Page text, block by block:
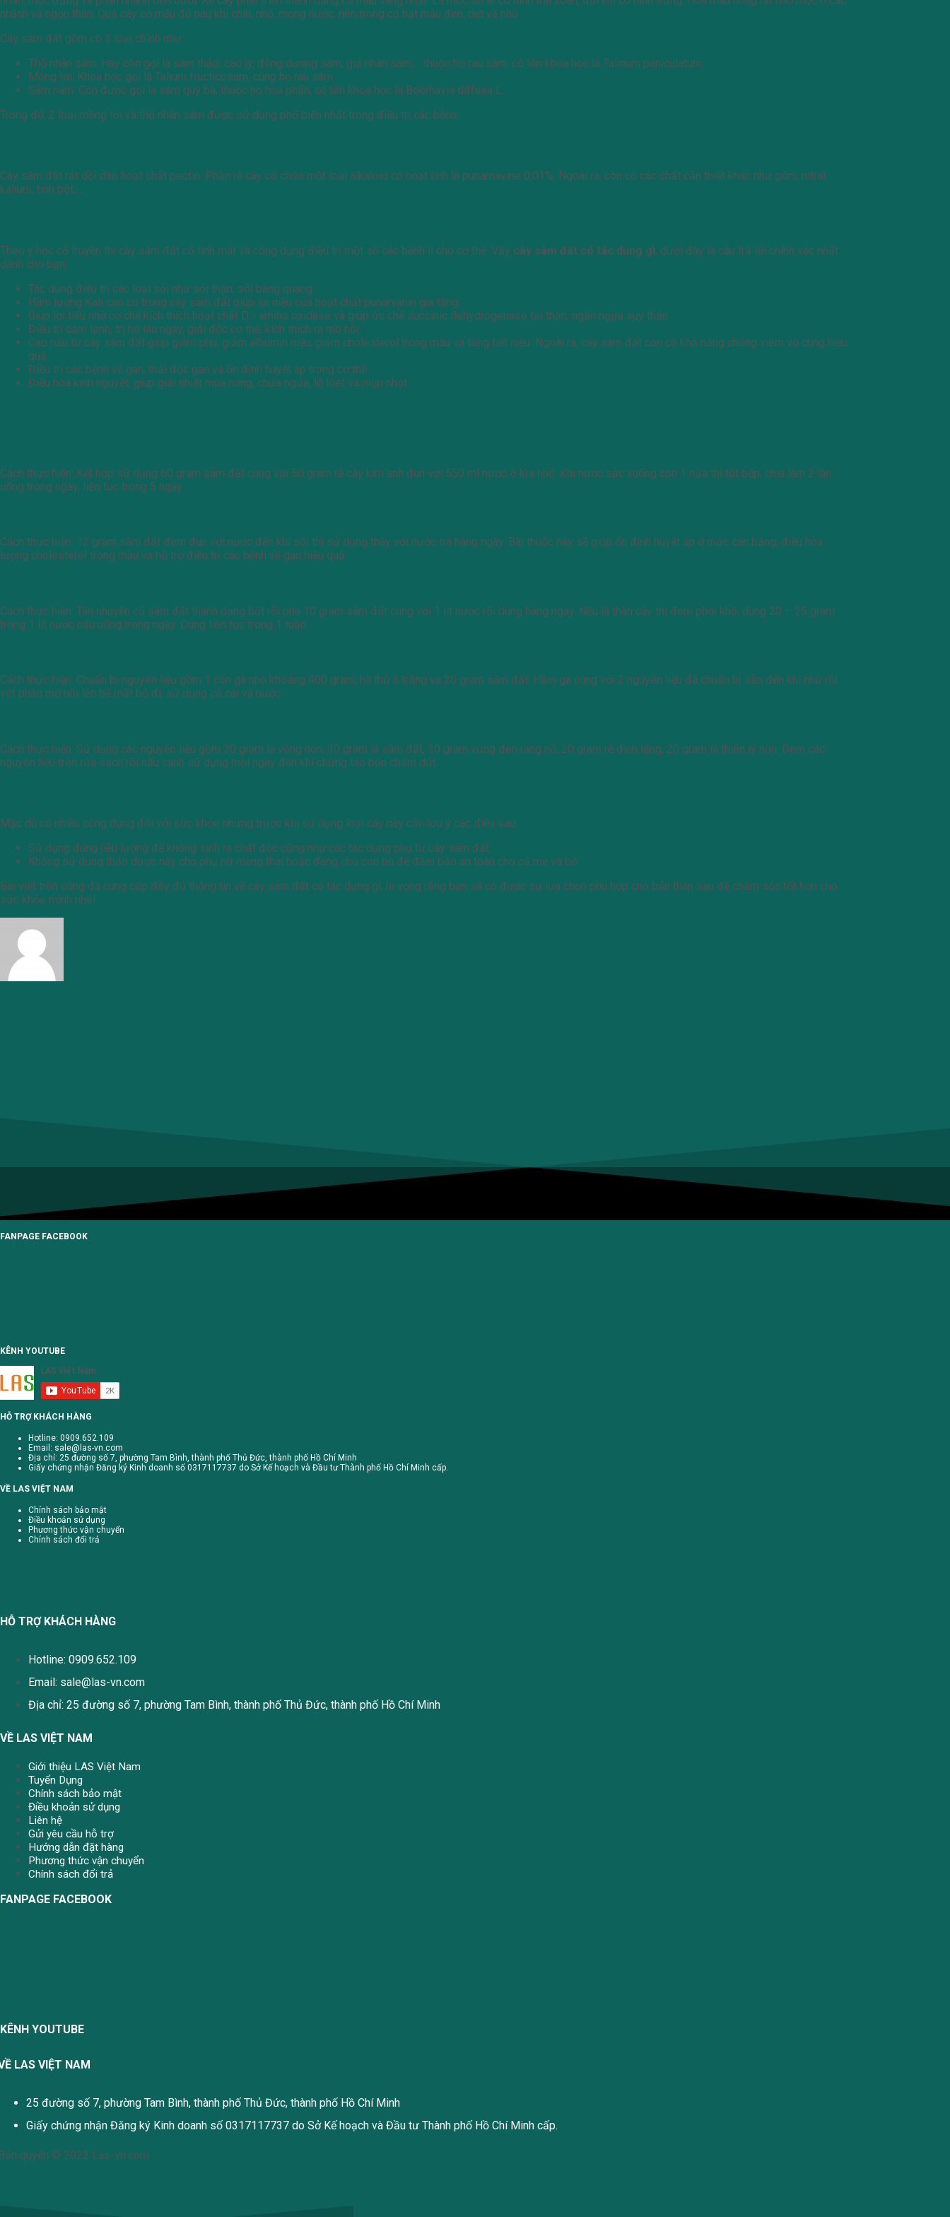
nhánh và ngọn thân. Quả cây có màu đỏ nâu khi chín, nhỏ, mọng nước, nên trong có hạt màu đen, dẹt và nhỏ.
Cây sâm đất gồm có 3 loại chính như:
Thổ nhân sâm: Hay còn gọi là sâm thảo, cao ly, đông dương sâm, giả nhân sâm,… thuộc họ rau sâm, có tên khoa học là Talinum paniculatum.
Mồng tơi: Khoa học gọi là Talium fructicosum, cùng họ rau sâm.
Sâm nam: Còn được gọi là sâm quý bà, thuộc họ hoa phấn, có tên khoa học là Boerhavia diffusa L.
Trong đó, 2 loại mồng tơi và thổ nhân sâm được sử dụng phổ biến nhất trong điều trị các bệnh.
Cây sâm đất rất dồi dào hoạt chất pectin. Phần rễ cây có chứa một loại alkaloid có hoạt tính là punarnavine 0,01%. Ngoài ra, còn có các chất cần thiết khác như gôm, nitrat
kalium, tinh bột,…
Theo y học cổ truyền thì cây sâm đất có tính mát và công dụng điều trị một số các bệnh lí cho cơ thể. Vậy cây sâm đất có tác dụng gì, dưới đây là câu trả lời chính xác nhất
dành cho bạn:
Tác dụng điều trị các loại sỏi như sỏi thận, sỏi bàng quang.
Hàm lượng Kali cao có trong cây sâm đất giúp lợi niệu của hoạt chất punarvanin gia tăng.
Giúp lợi tiểu nhờ cơ chế kích thích hoạt chất D - amino oxidase và giúp ức chế succinic dehydrogenase tại thận, ngăn ngừa suy thận.
Điều trị cảm lạnh, trị ho lâu ngày, giải độc cơ thể, kích thích ra mồ hôi.
Cao nấu từ cây sâm đất giúp giảm phù, giảm albumin niệu, giảm cholesterol trong máu và tăng tiết niệu. Ngoài ra, cây sâm đất còn có khả năng chống viêm vô cùng hiệu
quả.
Điều trị các bệnh về gan, thải độc gan và ổn định huyết áp trong cơ thể.
Điều hòa kinh nguyệt, giúp giải nhiệt mùa nóng, chữa ngứa, lở loét và mụn nhọt.
Cách thực hiện: Kết hợp sử dụng 60 gram sâm đất cùng với 50 gram rễ cây kim anh đun với 550 ml nước ở lửa nhỏ. Khi nước sắc xuống còn 1 nửa thì tắt bếp, chia làm 2 lần
uống trong ngày, liên tục trong 5 ngày.
Cách thực hiện: 12 gram sâm đất đem đun với nước đến khi sôi thì sử dụng thay với nước trà hàng ngày. Bài thuốc này sẽ giúp ổn định huyết áp ở mức cân bằng, điều hòa
lượng cholesterol trong máu và hỗ trợ điều trị các bệnh về gan hiệu quả.
Cách thực hiện: Tán nhuyễn củ sâm đất thành dạng bột rồi pha 10 gram sâm đất cùng với 1 lít nước rồi dùng hàng ngày. Nếu là thân cây thi đem phơi khô, dùng 20 – 25 gram
trong 1 lít nước nấu uống trong ngày. Dùng liên tục trong 1 tuần.
Cách thực hiện: Chuẩn bị nguyên liệu gồm 1 con gà nhỏ khoảng 400 gram, hà thủ ô trắng và 20 gram sâm đất. Hầm gà cùng với 2 nguyên liệu đã chuẩn bị sẵn đến khi nhừ rồi
vớt phần mỡ nổi lên bề mặt bỏ đi, sử dụng cả cái và nước.
Cách thực hiện: Sử dụng các nguyên liệu gồm 30 gram lá vông non, 30 gram lá sâm đất, 30 gram vừng đen rang nổ, 20 gram rễ đinh lăng, 20 gram lá thiên lý non. Đem các
nguyên liệu trên rửa sạch rồi nấu canh sử dụng mỗi ngày đến khi chứng táo bón chấm dứt.
Mặc dù có nhiều công dụng đối với sức khỏe nhưng trước khi sử dụng loại cây này cần lưu ý các điều sau:
Sử dụng đúng liều lượng để không sinh ra chất độc cũng như các tác dụng phụ từ cây sâm đất.
Không sử dụng thảo dược này cho phụ nữ mang thai hoặc đang cho con bú để đảm bảo an toàn cho cả mẹ và bé.
Bài viết trên cũng đã cung cấp đầy đủ thông tin về cây sâm đất có tác dụng gì, hi vọng rằng bạn sẽ có được sự lựa chọn phù hợp cho bản thân sau để chăm sóc tốt hơn cho
sức khỏe mình nhé!
FANPAGE FACEBOOK
KÊNH YOUTUBE
HỖ TRỢ KHÁCH HÀNG
Hotline: 0909.652.109
Email: sale@las-vn.com
Địa chỉ: 25 đường số 7, phường Tam Bình, thành phố Thủ Đức, thành phố Hồ Chí Minh
Giấy chứng nhận Đăng ký Kinh doanh số 0317117737 do Sở Kế hoạch và Đầu tư Thành phố Hồ Chí Minh cấp.
VỀ LAS VIỆT NAM
Chính sách bảo mật
Điều khoản sử dụng
Phương thức vận chuyển
Chính sách đổi trả
HỖ TRỢ KHÁCH HÀNG
Hotline: 0909.652.109
Email: sale@las-vn.com
Địa chỉ: 25 đường số 7, phường Tam Bình, thành phố Thủ Đức, thành phố Hồ Chí Minh
VỀ LAS VIỆT NAM
Giới thiệu LAS Việt Nam
Tuyển Dụng
Chính sách bảo mật
Điều khoản sử dụng
Liên hệ
Gửi yêu cầu hỗ trợ
Hướng dẫn đặt hàng
Phương thức vận chuyển
Chính sách đổi trả
FANPAGE FACEBOOK
KÊNH YOUTUBE
LAS VIỆT NAM
25 đường số 7, phường Tam Bình, thành phố Thủ Đức, thành phố Hồ Chí Minh
Giấy chứng nhận Đăng ký Kinh doanh số 0317117737 do Sở Kế hoạch và Đầu tư Thành phố Hồ Chí Minh cấp.
quyền © 2022 Las-vn.com